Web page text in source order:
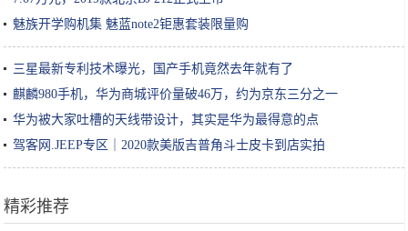
魅族开学购机集 魅蓝note2钜惠套装限量购
三星最新专利技术曝光，国产手机竟然去年就有了
麒麟980手机，华为商城评价量破46万，约为京东三分之一
华为被大家吐槽的天线带设计，其实是华为最得意的点
驾客网.JEEP专区｜2020款美版吉普角斗士皮卡到店实拍
精彩推荐